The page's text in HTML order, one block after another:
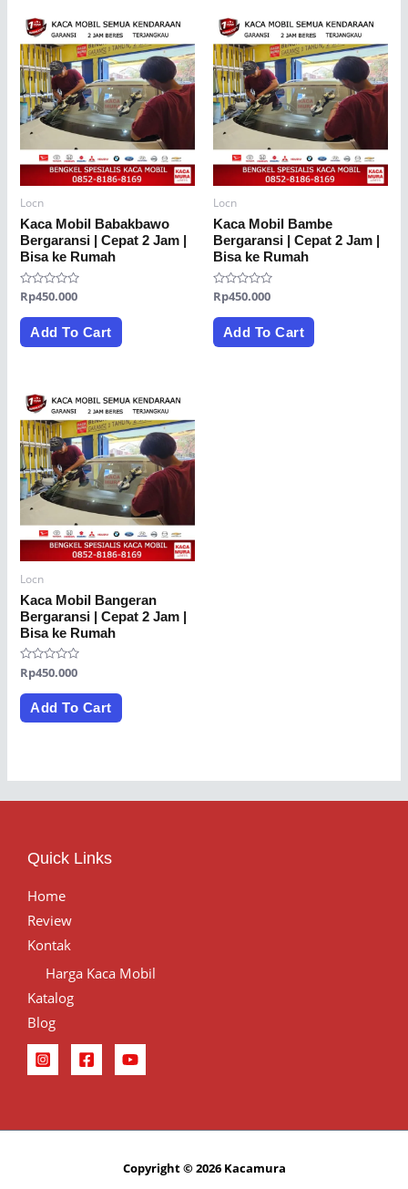
Locn
Kaca Mobil Babakbawo
Bergaransi | Cepat 2 Jam |
Bisa ke Rumah
Rated
out
Rp450.000
Add To Cart
Locn
Kaca Mobil Bambe
Bergaransi | Cepat 2 Jam |
Bisa ke Rumah
Rated
out
Rp450.000
Add To Cart
Locn
Kaca Mobil Bangeran
Bergaransi | Cepat 2 Jam |
Bisa ke Rumah
Rated
0
out
Rp450.000
Add To Cart
Quick Links
Home
Review
Kontak
Harga Kaca Mobil
Katalog
Blog
Copyright © 2026 Kacamura